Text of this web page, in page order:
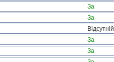
За
За
Відсутній
За
За